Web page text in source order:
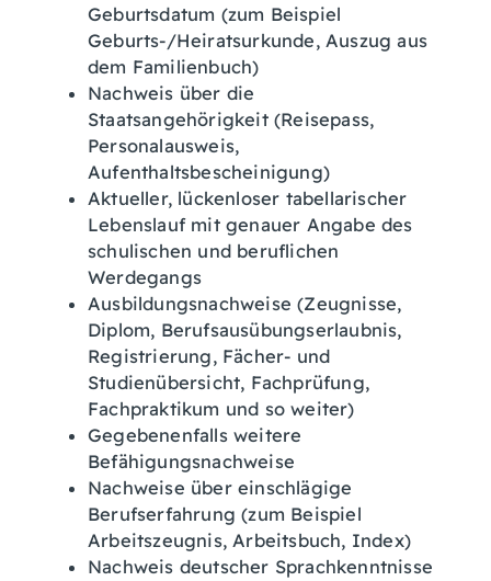
Geburtsdatum (zum Beispiel
Geburts-/Heiratsurkunde, Auszug aus
dem Familienbuch)
Nachweis über die
Staatsangehörigkeit (Reisepass,
Personalausweis,
Aufenthaltsbescheinigung)
Aktueller, lückenloser tabellarischer
Lebenslauf mit genauer Angabe des
schulischen und beruflichen
Werdegangs
Ausbildungsnachweise (Zeugnisse,
Diplom, Berufsausübungserlaubnis,
Registrierung, Fächer- und
Studienübersicht, Fachprüfung,
Fachpraktikum und so weiter)
Gegebenenfalls weitere
Befähigungsnachweise
Nachweise über einschlägige
Berufserfahrung (zum Beispiel
Arbeitszeugnis, Arbeitsbuch, Index)
Nachweis deutscher Sprachkenntnisse